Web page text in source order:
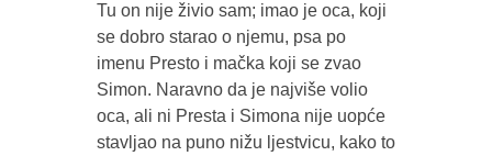
Tu on nije živio sam; imao je oca, koji
se dobro starao o njemu, psa po
imenu Presto i mačka koji se zvao
Simon. Naravno da je najviše volio
oca, ali ni Presta i Simona nije uopće
stavljao na puno nižu ljestvicu, kako to